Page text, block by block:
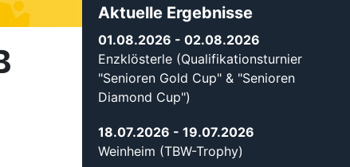
Aktuelle Ergebnisse
01.08.2026 - 02.08.2026
Enzklösterle (Qualifikationsturnier
"Senioren Gold Cup" & "Senioren
Diamond Cup")
18.07.2026 - 19.07.2026
Weinheim (TBW-Trophy)